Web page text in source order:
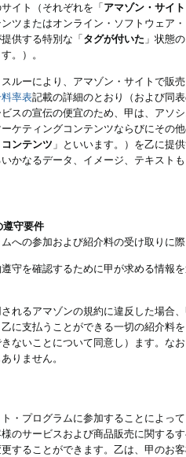
イト（それぞれを「アマゾン・サイト
ツまたはオンライン・ソフトウェア
供する特別な「タグが付いた 」状態
。）。
ルーにより、アマゾン・サイトで販
率表記載の詳細のとおり（および同
スの宣伝の便宜のため、甲は、アソ
ケティングコンテンツならびにその
ンテンツ 」といいます。）を乙に提
かなるデータ、イメージ、テキス
遵守要件
への参加および紹介料の受け取りに
守を確認するために甲が求める情報
れるアマゾンの規約に違反した場合
に支払うことができる一切の紹介料
ないことについて同意し）ます。な
りません。
・プログラムに参加することによっ
のサービスおよび商品販売に関する
することができます。乙は、甲のお